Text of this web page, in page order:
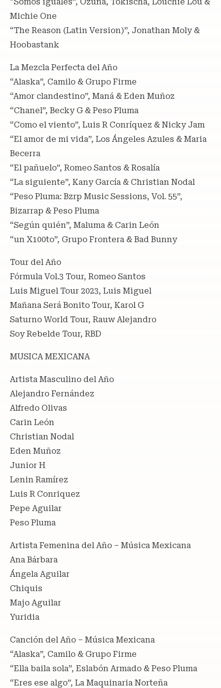
Michie One
“The Reason (Latin Version)”, Jonathan Moly &
Hoobastank
La Mezcla Perfecta del Año
“Alaska”, Camilo & Grupo Firme
“Amor clandestino”, Maná & Eden Muñoz
“Chanel”, Becky G & Peso Pluma
“Como el viento”, Luis R Conríquez & Nicky Jam
“El amor de mi vida”, Los Ángeles Azules & Maria
Becerra
“El pañuelo”, Romeo Santos & Rosalía
“La siguiente”, Kany García & Christian Nodal
“Peso Pluma: Bzrp Music Sessions, Vol. 55”,
Bizarrap & Peso Pluma
“Según quién”, Maluma & Carin León
“un X100to”, Grupo Frontera & Bad Bunny
Tour del Año
Fórmula Vol.3 Tour, Romeo Santos
Luis Miguel Tour 2023, Luis Miguel
Mañana Será Bonito Tour, Karol G
Saturno World Tour, Rauw Alejandro
Soy Rebelde Tour, RBD
MUSICA MEXICANA
Artista Masculino del Año
Alejandro Fernández
Alfredo Olivas
Carin León
Christian Nodal
Eden Muñoz
Junior H
Lenin Ramírez
Luis R Conriquez
Pepe Aguilar
Peso Pluma
Artista Femenina del Año – Música Mexicana
Ana Bárbara
Ángela Aguilar
Chiquis
Majo Aguilar
Yuridia
Canción del Año – Música Mexicana
“Alaska”, Camilo & Grupo Firme
“Ella baila sola”, Eslabón Armado & Peso Pluma
“Eres ese algo”, La Maquinaria Norteña